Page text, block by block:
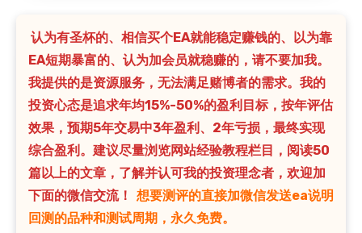
认为有圣杯的、相信买个EA就能稳定赚钱的、以为靠
EA短期暴富的、认为加会员就稳赚的，请不要加我。
我提供的是资源服务，无法满足赌博者的需求。我的
投资心态是追求年均15%-50%的盈利目标，按年评估
效果，预期5年交易中3年盈利、2年亏损，最终实现
综合盈利。建议尽量浏览网站经验教程栏目，阅读50
篇以上的文章，了解并认可我的投资理念者，欢迎加
下面的微信交流！
想要测评的直接加微信发送ea说明
回测的品种和测试周期，永久免费。